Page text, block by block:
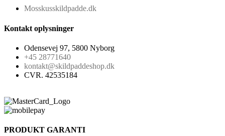
Mosskusskildpadde.dk
Kontakt oplysninger
Odensevej 97, 5800 Nyborg
+45 28771640
kontakt@skildpaddeshop.dk
CVR. 42535184
PRODUKT GARANTI